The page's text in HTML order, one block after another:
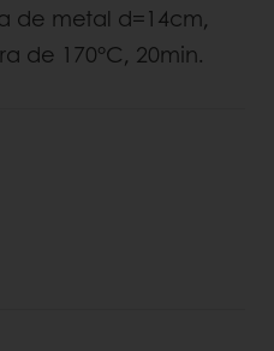
de metal d=14cm,
de 170°C, 20min.